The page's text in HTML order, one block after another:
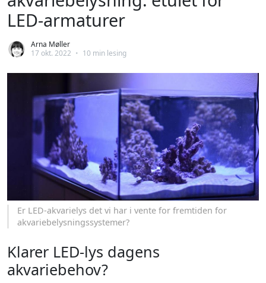
LED-armaturer
Arna Møller
17 okt. 2022 • 10 min lesing
Er LED-akvarielys det vi har i vente for fremtiden for
akvariebelysningssystemer?
Klarer LED-lys dagens
akvariebehov?